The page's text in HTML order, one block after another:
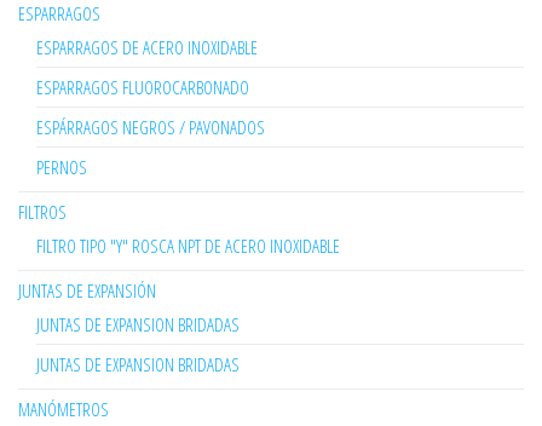
ESPARRAGOS
ESPARRAGOS DE ACERO INOXIDABLE
ESPARRAGOS FLUOROCARBONADO
ESPÁRRAGOS NEGROS / PAVONADOS
PERNOS
FILTROS
FILTRO TIPO "Y" ROSCA NPT DE ACERO INOXIDABLE
JUNTAS DE EXPANSIÓN
JUNTAS DE EXPANSION BRIDADAS
JUNTAS DE EXPANSION BRIDADAS
MANÓMETROS